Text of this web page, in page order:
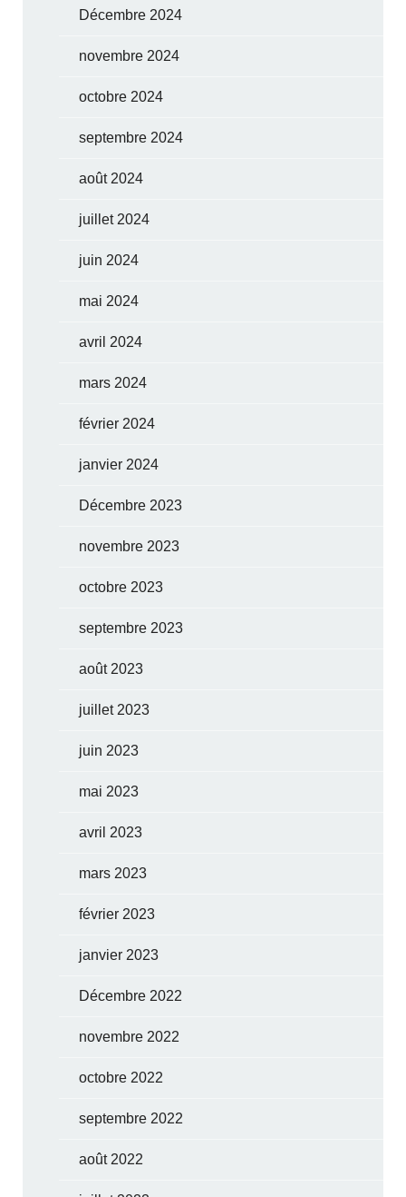
Décembre 2024
novembre 2024
octobre 2024
septembre 2024
août 2024
juillet 2024
juin 2024
mai 2024
avril 2024
mars 2024
février 2024
janvier 2024
Décembre 2023
novembre 2023
octobre 2023
septembre 2023
août 2023
juillet 2023
juin 2023
mai 2023
avril 2023
mars 2023
février 2023
janvier 2023
Décembre 2022
novembre 2022
octobre 2022
septembre 2022
août 2022